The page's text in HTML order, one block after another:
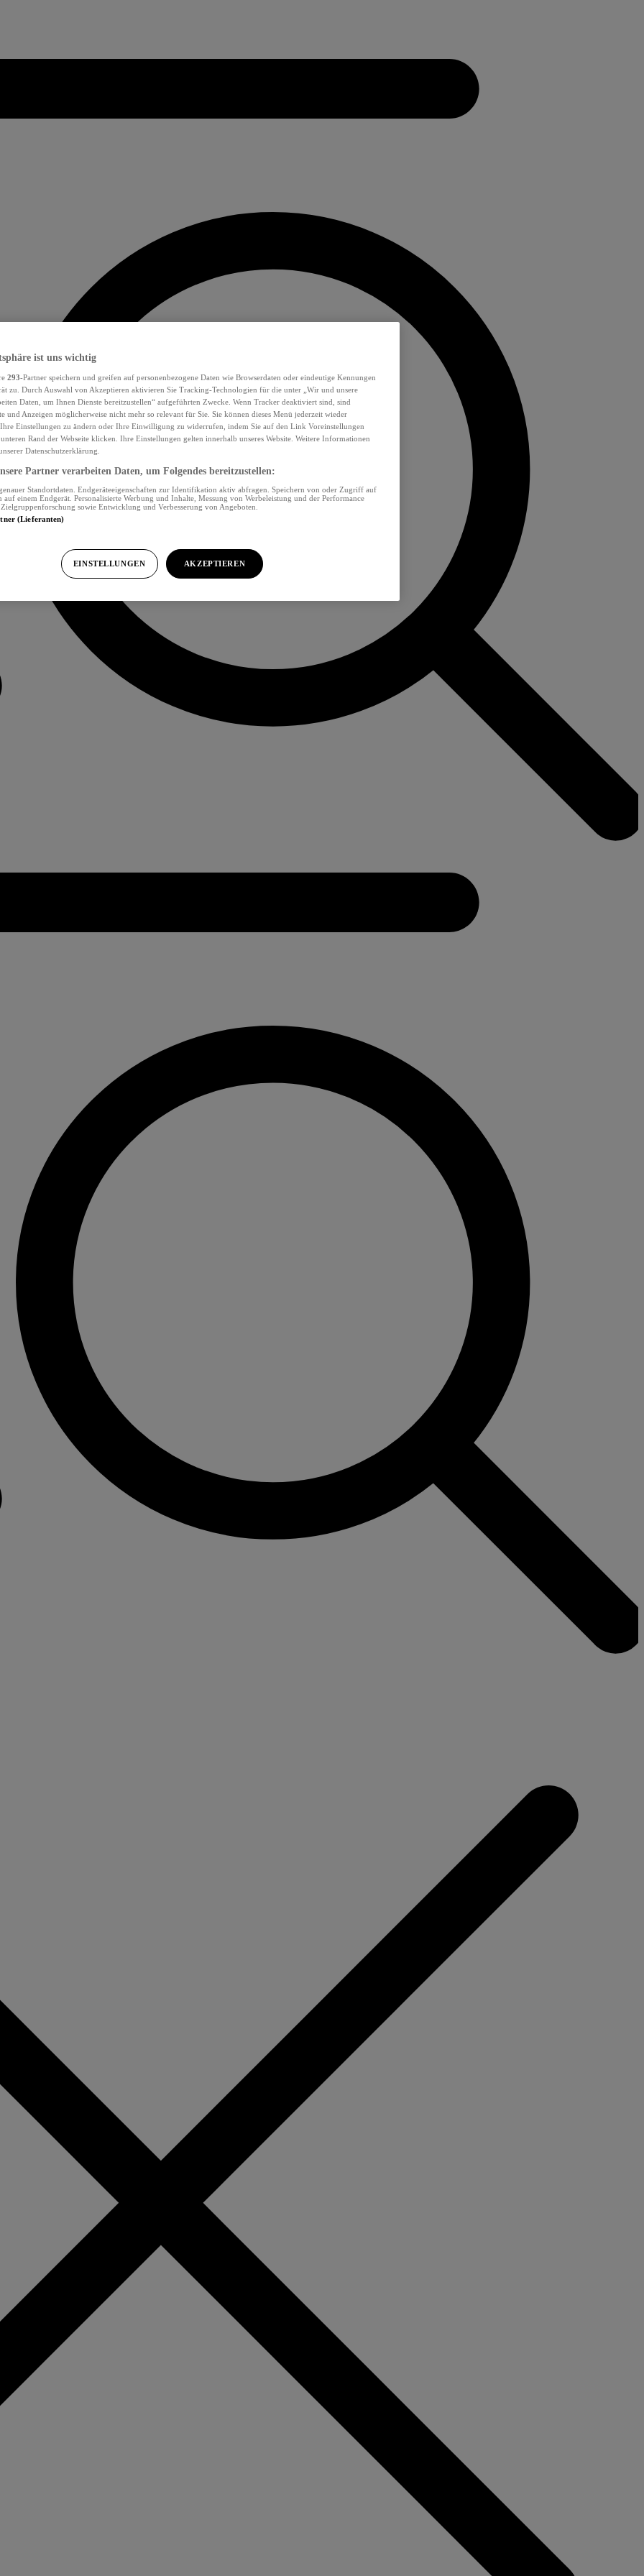
ist uns wichtig
293-Partner speichern und greifen auf personenbezogene Daten wie Browserdaten oder eindeutige Kennungen
zu. Durch Auswahl von Akzeptieren aktivieren Sie Tracking-Technologien für die unter „Wir und unsere
Daten, um Ihnen Dienste bereitzustellen“ aufgeführten Zwecke. Wenn Tracker deaktiviert sind, sind
und Anzeigen möglicherweise nicht mehr so relevant für Sie. Sie können dieses Menü jederzeit wieder
Einstellungen zu ändern oder Ihre Einwilligung zu widerrufen, indem Sie auf den Link Voreinstellungen
Rand der Webseite klicken. Ihre Einstellungen gelten innerhalb unseres Website. Weitere Informationen
Datenschutzerklärung.
Partner verarbeiten Daten, um Folgendes bereitzustellen:
Standortdaten. Endgeräteeigenschaften zur Identifikation aktiv abfragen. Speichern von oder Zugriff auf
einem Endgerät. Personalisierte Werbung und Inhalte, Messung von Werbeleistung und der Performance
sowie Entwicklung und Verbesserung von Angeboten.
(Lieferanten)
EINSTELLUNGEN AKZEPTIEREN